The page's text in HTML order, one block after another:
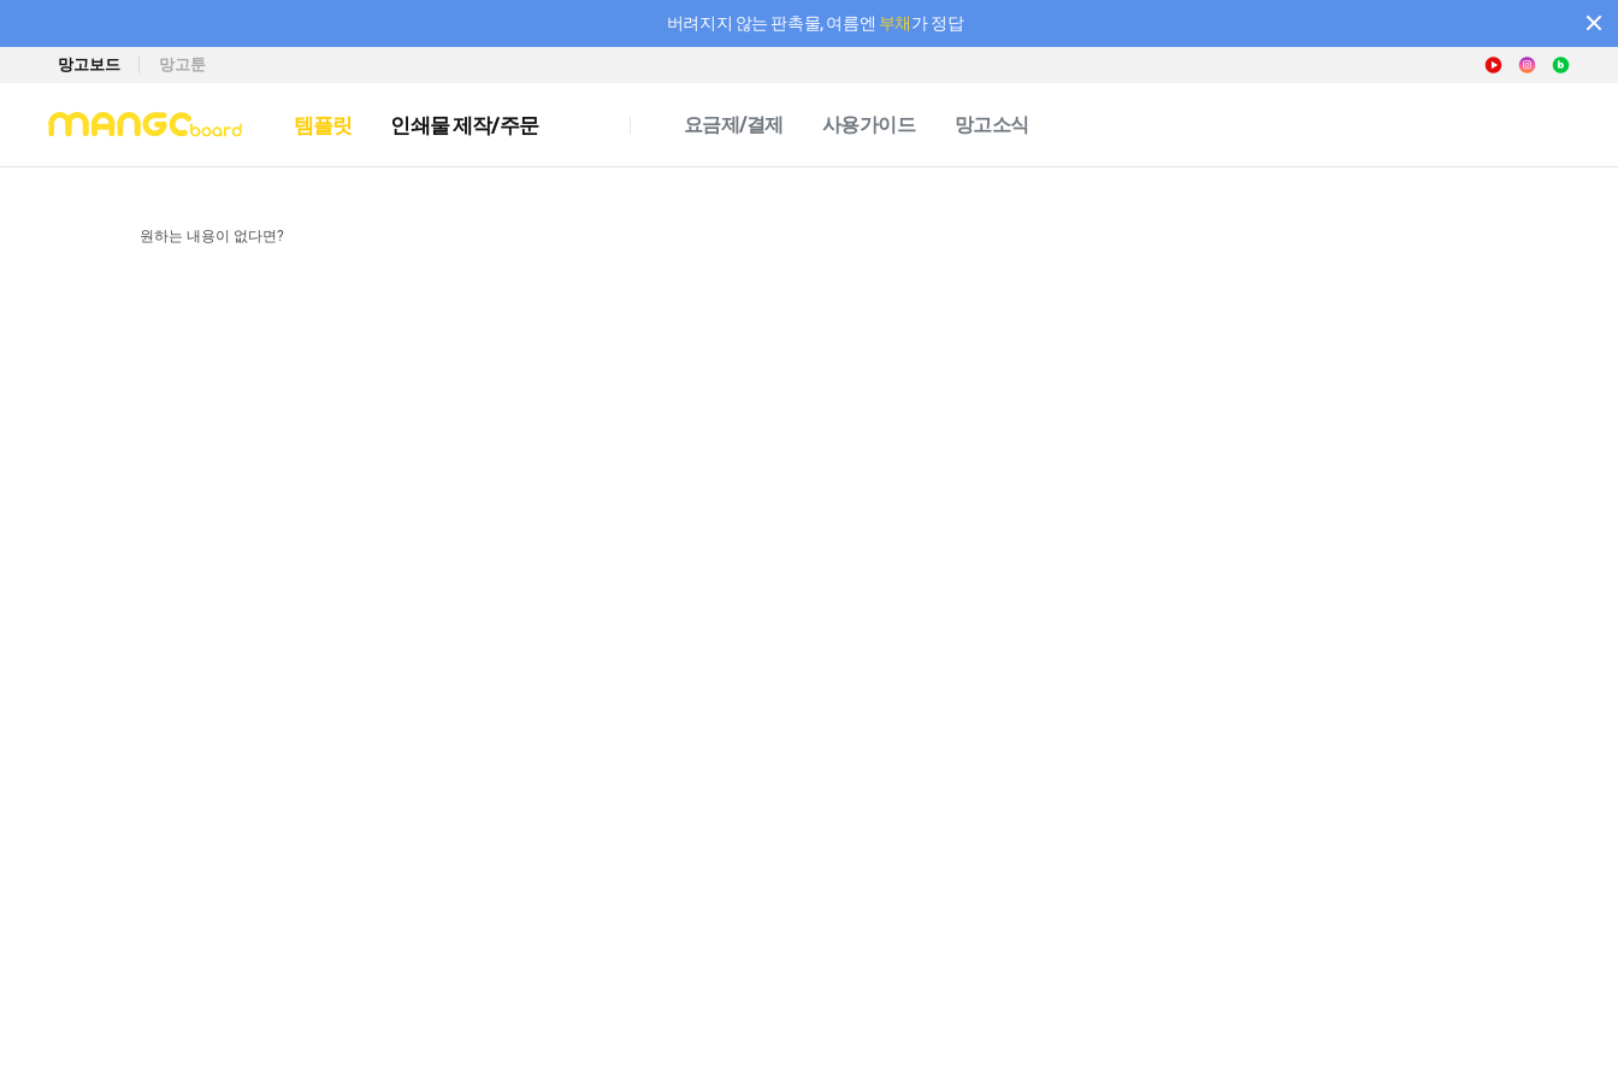
버려지지 않는 판촉물, 여름엔 부채가 정답
망고보드 망고툰
템플릿 인쇄물 제작/주문 요금제/결제 사용가이드 망고소식
원하는 내용이 없다면?